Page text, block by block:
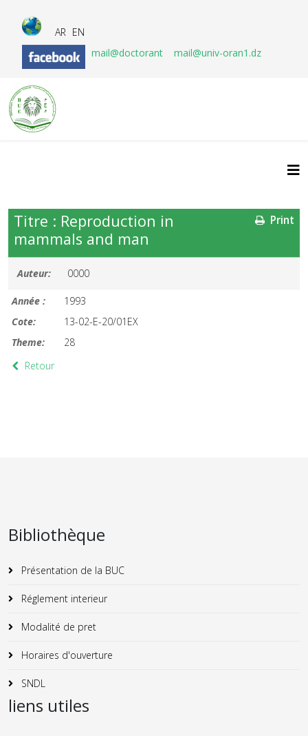
AR EN
mail@doctorant
mail@univ-oran1.dz
Print
Titre : Reproduction in
mammals and man
Auteur: 0000
Année :
1993
Cote:
13-02-E-20/01EX
Theme:
28
Retour
Bibliothèque
Présentation de la BUC
Réglement interieur
Modalité de pret
Horaires d'ouverture
SNDL
liens utiles